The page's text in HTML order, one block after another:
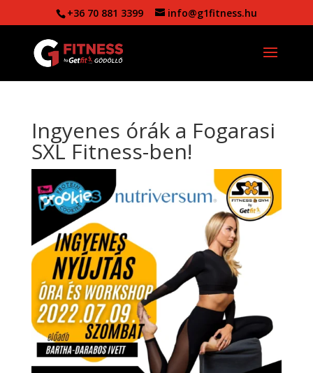
+36 70 881 3399 info@g1fitness.hu
Ingyenes órák a Fogarasi
SXL Fitness-ben!